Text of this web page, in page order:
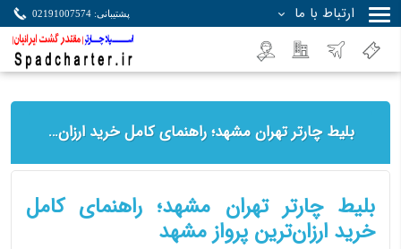
ارتباط با ما پشتیبانی: 02191007574
بلیط چارتر تهران مشهد؛ راهنمای کامل خرید ارزان‌ترین پرواز مشهد
بلیط چارتر تهران مشهد؛ راهنمای کامل
خرید ارزان‌ترین پرواز مشهد